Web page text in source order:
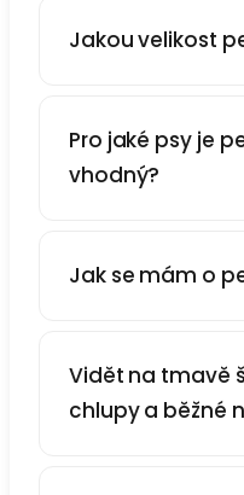
Jakou velikost
Pro jaké psy je
vhodný?
Jak se mám o
Vidět na tmavě
chlupy a běžné